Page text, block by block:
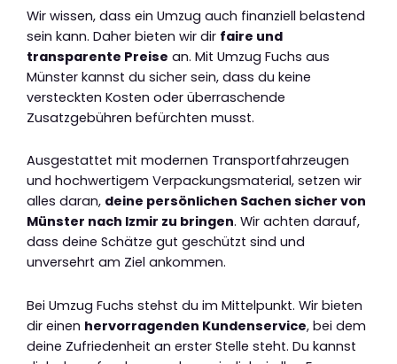
Wir wissen, dass ein Umzug auch finanziell belastend
sein kann. Daher bieten wir dir faire und
transparente Preise an. Mit Umzug Fuchs aus
Münster kannst du sicher sein, dass du keine
versteckten Kosten oder überraschende
Zusatzgebühren befürchten musst.
Ausgestattet mit modernen Transportfahrzeugen
und hochwertigem Verpackungsmaterial, setzen wir
alles daran, deine persönlichen Sachen sicher von
Münster nach Izmir zu bringen. Wir achten darauf,
dass deine Schätze gut geschützt sind und
unversehrt am Ziel ankommen.
Bei Umzug Fuchs stehst du im Mittelpunkt. Wir bieten
dir einen hervorragenden Kundenservice, bei dem
deine Zufriedenheit an erster Stelle steht. Du kannst